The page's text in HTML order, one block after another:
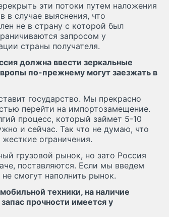
эти потоки путем наложения
в случае выяснения, что
не в страну с которой был
запросом у
страны получателя.
должна ввести зеркальные
по-прежнему могут заезжать в
государство. Мы прекрасно
перейти на импортозамещение.
процесс, который займет 5-10
и сейчас. Так что не думаю, что
ограничения.
грузовой рынок, но зато Россия
поставляются. Если мы введем
смогут наполнить рынок.
техники, на наличие
прочности имеется у